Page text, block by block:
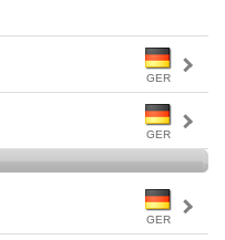
GER
GER
GER